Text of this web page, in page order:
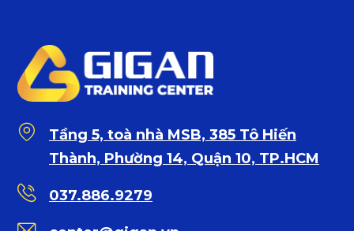
Tầng 5, toà nhà MSB, 385 Tô Hiến
Thành, Phường 14, Quận 10, TP.HCM
037.886.9279